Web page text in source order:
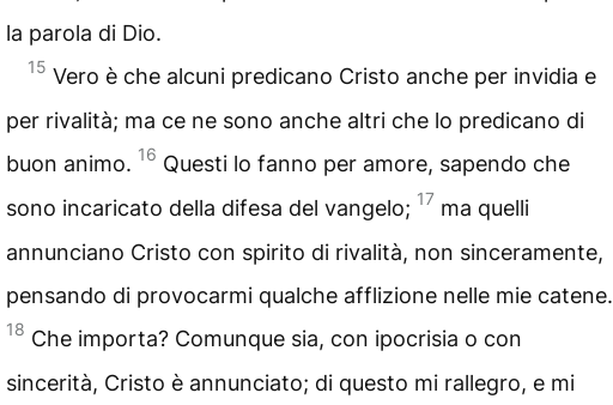
la parola di Dio.
15 Vero è che alcuni predicano Cristo anche per invidia e
per rivalità; ma ce ne sono anche altri che lo predicano di
buon animo. 16 Questi lo fanno per amore, sapendo che
sono incaricato della difesa del vangelo; 17 ma quelli
annunciano Cristo con spirito di rivalità, non sinceramente,
pensando di provocarmi qualche afflizione nelle mie catene.
18 Che importa? Comunque sia, con ipocrisia o con
sincerità, Cristo è annunciato; di questo mi rallegro, e mi